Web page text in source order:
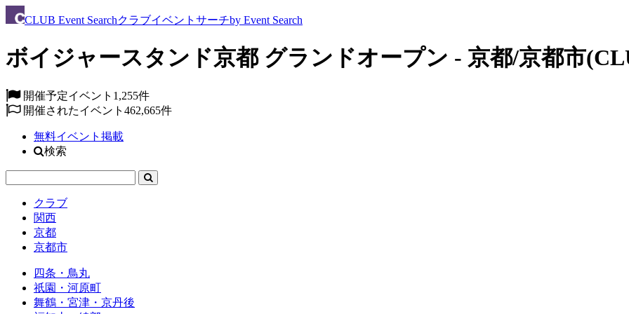
CLUB Event Searchクラブイベントサーチby Event Search
ボイジャースタンド京都 グランドオープン - 京都/京都市
開催予定イベント 1,255件
開催されたイベント 462,665件
無料イベント掲載
検索
クラブ
関西
京都
京都市
四条・鳥丸
祇園・河原町
舞鶴・宮津・京丹後